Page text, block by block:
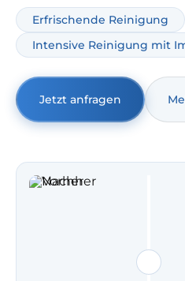
und planbar. Wenn Sie
entfernen wir Flecken und
abgestimmt auf Stoff,
Erfrischende Reinigung
Intensive Reinigung mit
Jetzt anfragen